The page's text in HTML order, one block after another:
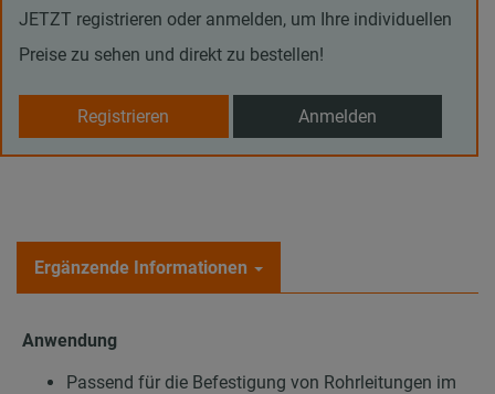
JETZT registrieren oder anmelden, um Ihre individuellen
Preise zu sehen und direkt zu bestellen!
Registrieren Anmelden
Ergänzende Informationen
Anwendung
Passend für die Befestigung von Rohrleitungen im